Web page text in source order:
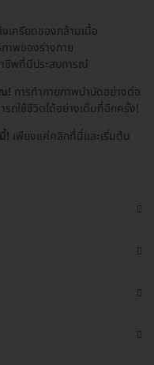
เครียดของกล้ามเนื้อ
าพของร่างกาย
ชีพที่มีประสบการณ์
! การทำกายภาพบำบัดอย่างต่อ
ถใช้ชีวิตได้อย่างเต็มที่อีกครั้ง!
! เพียงแค่คลิกที่นี่และเริ่มต้น